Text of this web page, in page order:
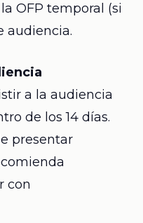
OFP temporal (si
audiencia.
a la audiencia
de los 14 días.
presentar
con